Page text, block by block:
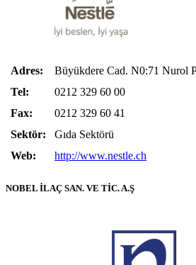
Adres:
Büyükdere Cad. N0:71
Tel:
0212 329 60 00
Fax:
0212 329 60 41
Sektör:
Gıda Sektörü
Web:
http://www.nestle.ch
NOBEL İLAÇ SAN. VE TİC. A.Ş